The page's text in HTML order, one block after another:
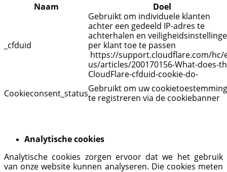
Naam
Doel
_cfduid
Gebruikt om individuele klanten
achter een gedeeld IP-adres te
achterhalen en
per klant toe te passen
https://support.cloudflare.com/hc/
us/articles/200170156-What-does-
CloudFlare-cfduid-cookie-do-
Cookieconsent_statusGebruikt om uw cookietoestemming
te registreren via de cookiebanner
Analytische cookies
Analytische cookies zorgen ervoor dat we het gebruik
van onze website kunnen analyseren. Die cookies meten